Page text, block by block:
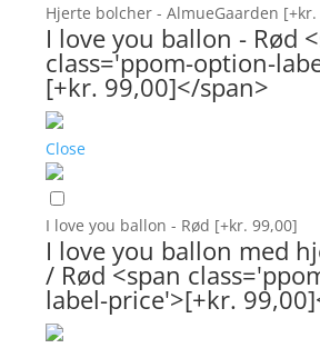
Hjerte bolcher - AlmueGaarden
I love you ballon - Rød
class='ppom-option-
[+kr. 99,00]</span>
Close
I love you ballon - Rød [+kr. 99,00]
I love you ballon med
/ Rød <span
label-price'>[+kr.